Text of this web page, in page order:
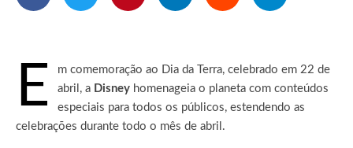
E
m comemoração ao Dia da Terra, celebrado em 22 de
abril, a Disney homenageia o planeta com conteúdos
especiais para todos os públicos, estendendo as
celebrações durante todo o mês de abril.